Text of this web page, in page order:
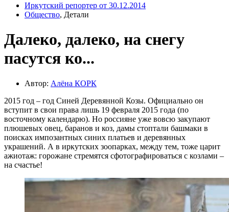
Иркутский репортер от 30.12.2014
Общество, Детали
Далеко, далеко, на снегу
пасутся ко...
Автор: Алёна КОРК
2015 год – год Синей Деревянной Козы. Официально он
вступит в свои права лишь 19 февраля 2015 года (по
восточному календарю). Но россияне уже вовсю закупают
плюшевых овец, баранов и коз, дамы стоптали башмаки в
поисках импозантных синих платьев и деревянных
украшений. А в иркутских зоопарках, между тем, тоже царит
ажиотаж: горожане стремятся сфотографироваться с козлами –
на счастье!